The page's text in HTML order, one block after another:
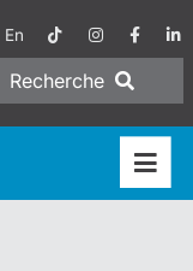
En
Recherche